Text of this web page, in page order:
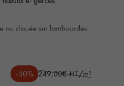
ou clouée sur lambourdes
à la main des 4 côtés
un parquet massif
-50% 249,00€ HT/m²